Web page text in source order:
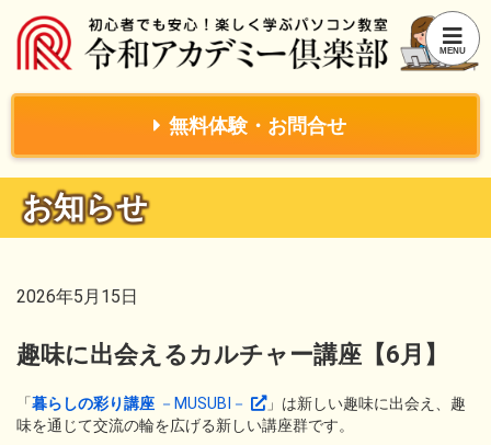
無料体験・お問合せ
お知らせ
2026年5月15日
趣味に出会えるカルチャー講座【6月】
「暮らしの彩り講座 －MUSUBI－
」は新しい趣味に出会え、趣
味を通じて交流の輪を広げる新しい講座群です。